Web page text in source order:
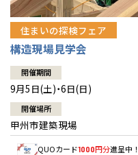
住まいの探検フェア
構造現場見学会
開催期間
9月5日(土)・6日(日)
開催場所
甲州市建築現場
QUOカード1000円分進呈中！